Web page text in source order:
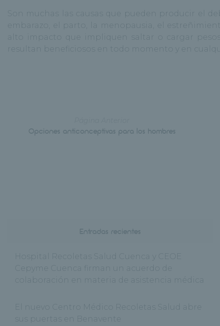
Son muchas las causas que pueden producir el
embarazo, el parto, la menopausia, el
alto impacto que impliquen saltar o cargar
resultan beneficiosos en todo momento y en
Opciones anticonceptivas para los hombres
Hospital Recoletas Salud Cuenca y CEOE
Cepyme Cuenca firman un acuerdo de
colaboración en materia de asistencia médica
El nuevo Centro Médico Recoletas Salud abre
sus puertas en Benavente